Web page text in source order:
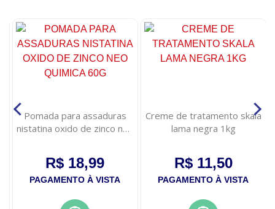
Pomada para assaduras
nistatina oxido de zinco neo
R$ 18,99
PAGAMENTO À VISTA
Creme de tratamento skala
lama negra 1kg
R$ 11,50
PAGAMENTO À VISTA